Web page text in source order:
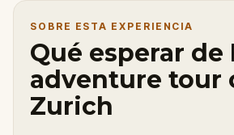
carry their history quietly, tucked
everyday life.
SOBRE ESTA EXPERIENCIA
Qué esperar de
adventure tour
Zurich